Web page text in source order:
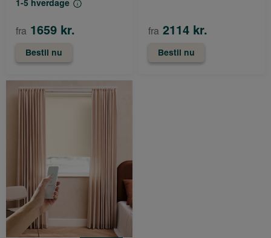
1-5 hverdage
fra 1659 kr.
Bestil nu
fra 2114 kr.
Bestil nu